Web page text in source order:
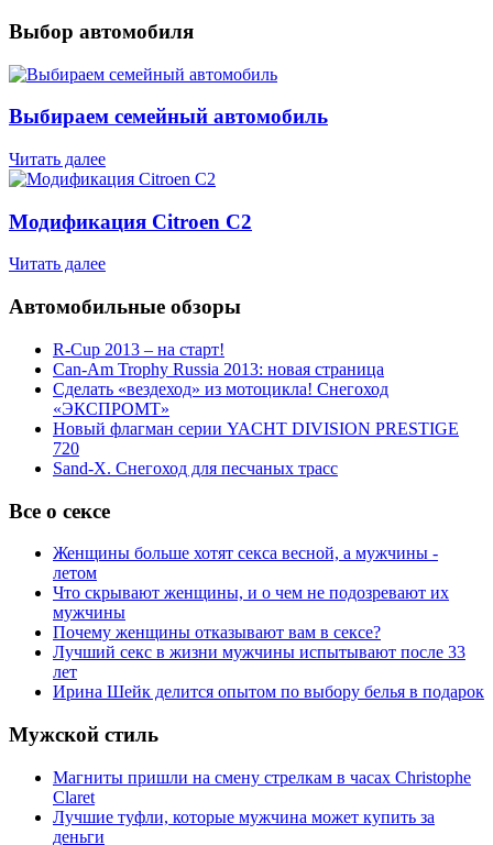
Выбор автомобиля
Выбираем семейный автомобиль
Читать далее
Модификация Citroen С2
Читать далее
Автомобильные обзоры
R-Cup 2013 – на старт!
Can-Am Trophy Russia 2013: новая страница
Сделать «вездеход» из мотоцикла! Снегоход
«ЭКСПРОМТ»
Новый флагман серии YACHT DIVISION PRESTIGE
720
Sand-X. Снегоход для песчаных трасс
Все о сексе
Женщины больше хотят секса весной, а мужчины -
летом
Что скрывают женщины, и о чем не подозревают их
мужчины
Почему женщины отказывают вам в сексе?
Лучший секс в жизни мужчины испытывают после 33
лет
Ирина Шейк делится опытом по выбору белья в подарок
Мужской стиль
Магниты пришли на смену стрелкам в часах Christophe
Claret
Лучшие туфли, которые мужчина может купить за
деньги